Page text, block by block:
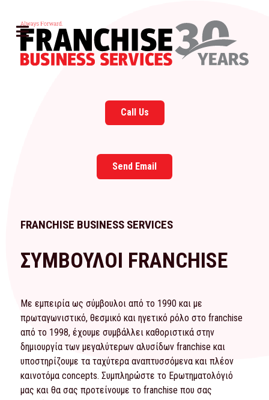
Call Us
Send Email
FRANCHISE BUSINESS SERVICES
ΣΥΜΒΟΥΛΟΙ FRANCHISE
Με εμπειρία ως σύμβουλοι από το 1990 και με
πρωταγωνιστικό, θεσμικό και ηγετικό ρόλο στο franchise
από το 1998, έχουμε συμβάλλει καθοριστικά στην
δημιουργία των μεγαλύτερων αλυσίδων franchise και
υποστηρίζουμε τα ταχύτερα αναπτυσσόμενα και πλέον
καινοτόμα concepts. Συμπληρώστε το Ερωτηματολόγιό
μας και θα σας προτείνουμε το franchise που σας